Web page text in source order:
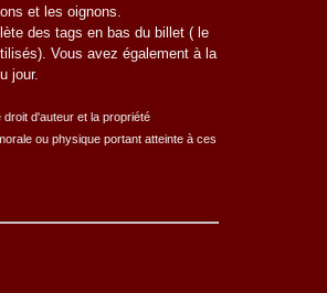
et les oignons.
des tags en bas du billet ( le
Vous avez également à la
jour.
d'auteur et la propriété
ou physique portant atteinte à ces